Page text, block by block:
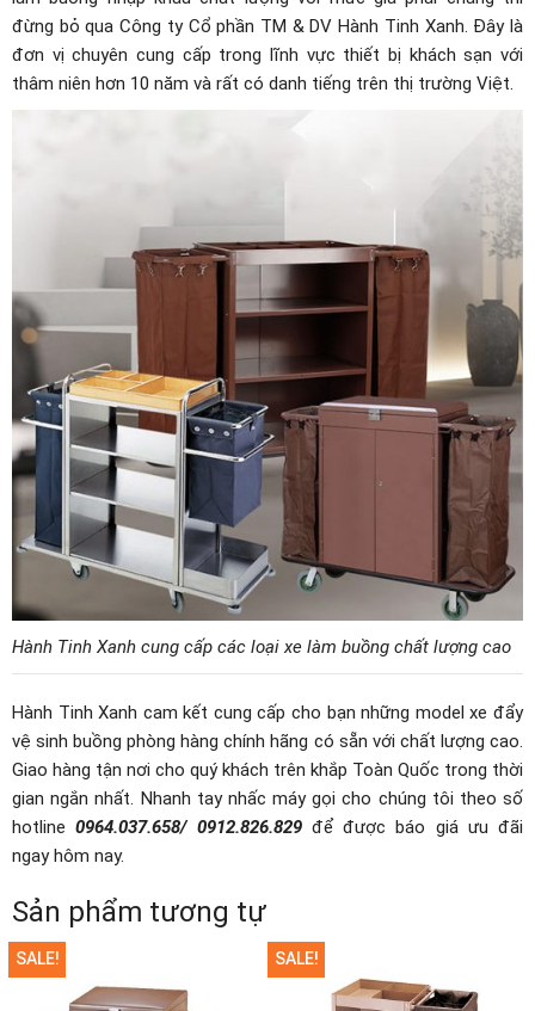
đừng bỏ qua Công ty Cổ phần TM & DV Hành Tinh Xanh. Đây là
đơn vị chuyên cung cấp trong lĩnh vực thiết bị khách sạn với
thâm niên hơn 10 năm và rất có danh tiếng trên thị trường Việt.
Hành Tinh Xanh cung cấp các loại xe làm buồng chất lượng cao
Hành Tinh Xanh cam kết cung cấp cho bạn những model xe đẩy
vệ sinh buồng phòng hàng chính hãng có sẵn với chất lượng cao.
Giao hàng tận nơi cho quý khách trên khắp Toàn Quốc trong thời
gian ngắn nhất. Nhanh tay nhấc máy gọi cho chúng tôi theo số
hotline0964.037.658/ 0912.826.829để được báo giá ưu đãi
ngay hôm nay.
Sản phẩm tương tự
SALE! SALE!